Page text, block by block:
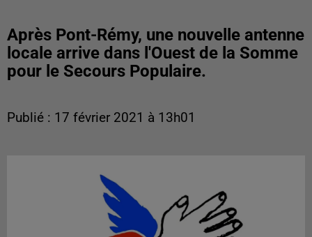
Après Pont-Rémy, une nouvelle antenne
locale arrive dans l'Ouest de la Somme
pour le Secours Populaire.
Publié : 17 février 2021 à 13h01